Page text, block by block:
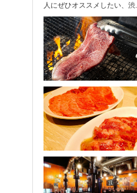
人にぜひオススメしたい、渋...